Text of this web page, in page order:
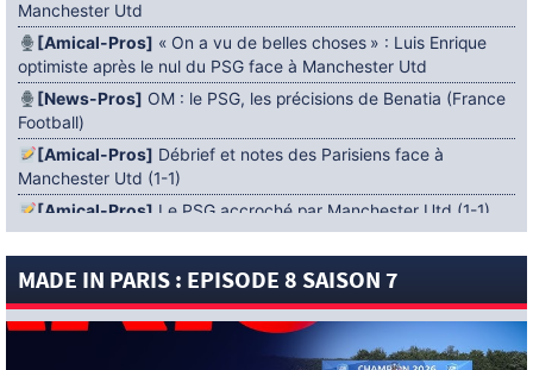
Manchester Utd
[Amical-Pros] « On a vu de belles choses » : Luis Enrique
optimiste après le nul du PSG face à Manchester Utd
[News-Pros] OM : le PSG, les précisions de Benatia (France
Football)
[Amical-Pros] Débrief et notes des Parisiens face à
Manchester Utd (1-1)
[Amical-Pros] Le PSG accroché par Manchester Utd (1-1)
5 AOÛT 2026
[News-Pros]Le Barça aurait fixé une deadline au PSG dans
le dossier Ferran Torres (Diario Sport)
MADE IN PARIS : EPISODE 8 SAISON 7